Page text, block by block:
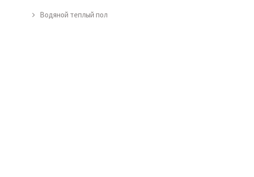
Водяной теплый пол